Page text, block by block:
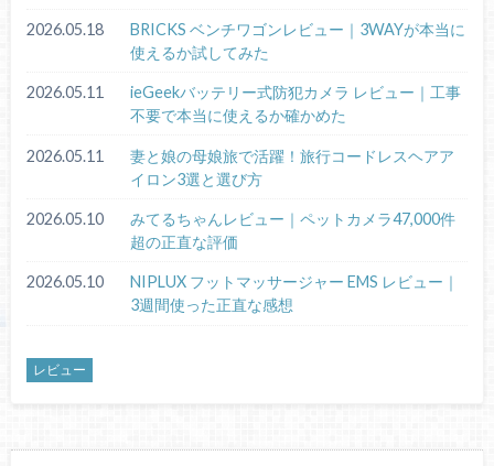
2026.05.18
BRICKS ベンチワゴンレビュー｜3WAYが本当に
使えるか試してみた
2026.05.11
ieGeekバッテリー式防犯カメラ レビュー｜工事
不要で本当に使えるか確かめた
2026.05.11
妻と娘の母娘旅で活躍！旅行コードレスヘアア
イロン3選と選び方
2026.05.10
みてるちゃんレビュー｜ペットカメラ47,000件
超の正直な評価
2026.05.10
NIPLUX フットマッサージャー EMS レビュー｜
3週間使った正直な感想
レビュー